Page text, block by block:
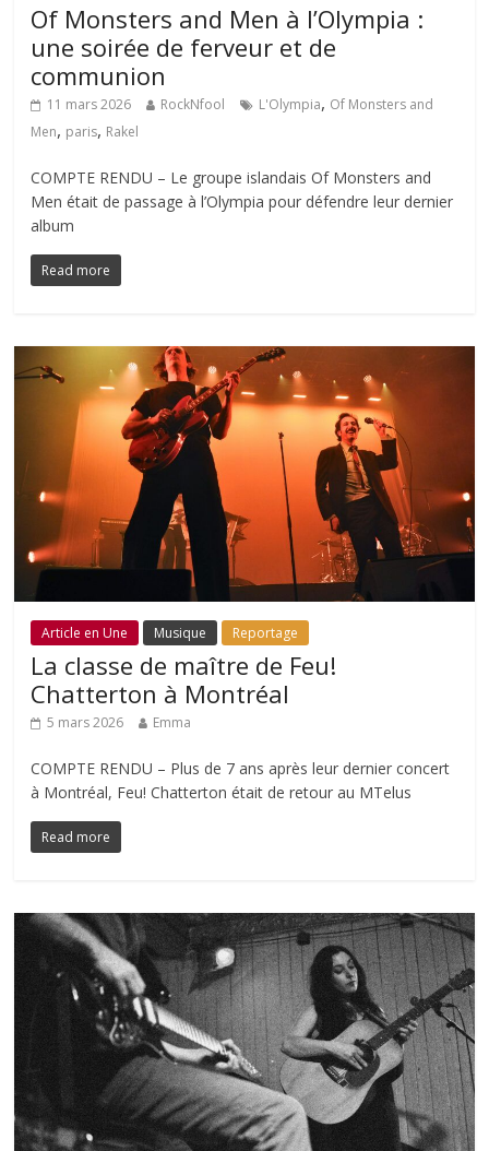
Of Monsters and Men à l’Olympia :
une soirée de ferveur et de
communion
11 mars 2026 RockNfool L'Olympia, Of Monsters and
Men, paris, Rakel
COMPTE RENDU – Le groupe islandais Of Monsters and
Men était de passage à l’Olympia pour défendre leur dernier
album
Read more
Article en Une Musique Reportage
La classe de maître de Feu!
Chatterton à Montréal
5 mars 2026 Emma
COMPTE RENDU – Plus de 7 ans après leur dernier concert
à Montréal, Feu! Chatterton était de retour au MTelus
Read more